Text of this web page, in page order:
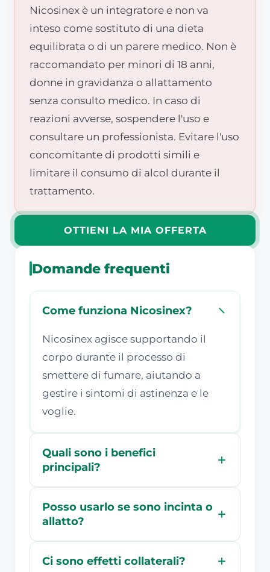
Nicosinex è un integratore e non va
inteso come sostituto di una dieta
equilibrata o di un parere medico. Non è
raccomandato per minori di 18 anni,
donne in gravidanza o allattamento
senza consulto medico. In caso di
reazioni avverse, sospendere l'uso e
consultare un professionista. Evitare l'uso
concomitante di prodotti simili e
limitare il consumo di alcol durante il
trattamento.
OTTIENI LA MIA OFFERTA
Domande frequenti
Come funziona Nicosinex?
Nicosinex agisce supportando il
corpo durante il processo di
smettere di fumare, aiutando a
gestire i sintomi di astinenza e le
voglie.
Quali sono i benefici
principali?
Posso usarlo se sono incinta o
allatto?
Ci sono effetti collaterali?